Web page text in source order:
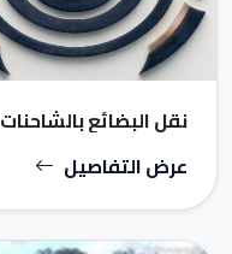
نقل البضائع بالشاحنات
عرض التفاصيل